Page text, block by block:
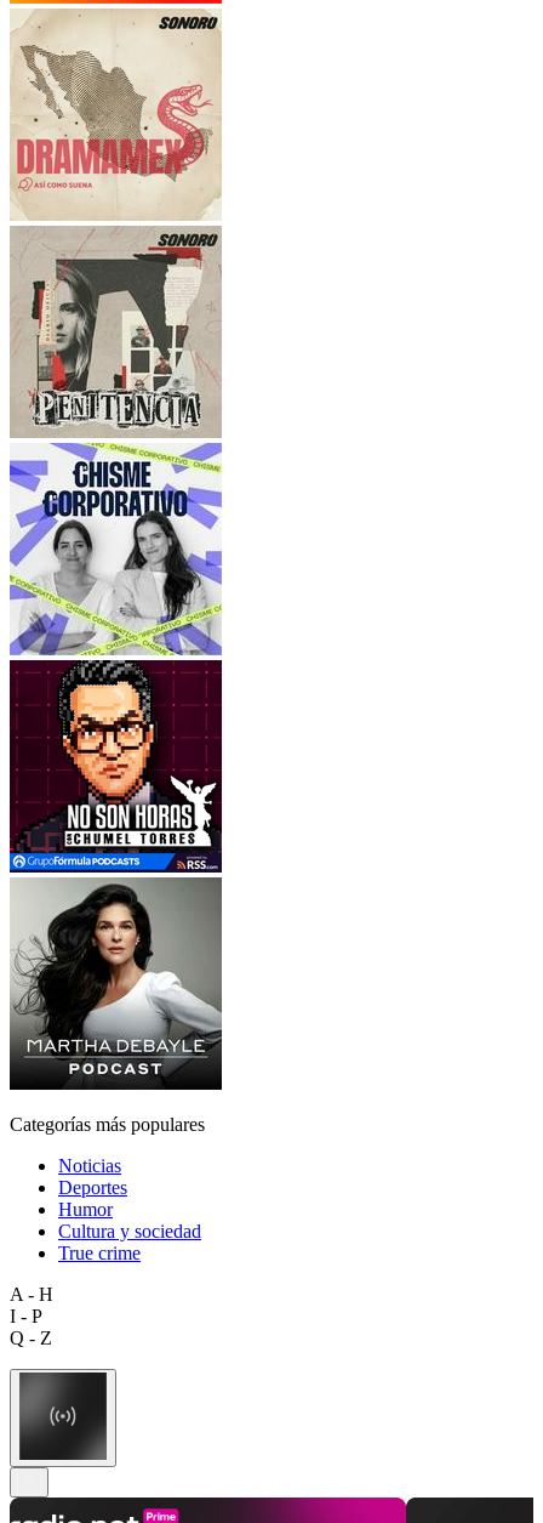
Categorías más populares
Noticias
Deportes
Humor
Cultura y sociedad
True crime
A - H
I - P
Q - Z